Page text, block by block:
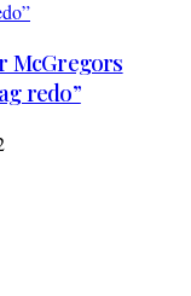
McGregors
redo”